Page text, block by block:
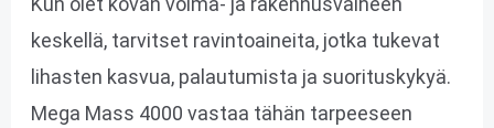
keskellä, tarvitset ravintoaineita, jotka tukevat
lihasten kasvua, palautumista ja suorituskykyä.
Mega Mass 4000 vastaa tähän tarpeeseen